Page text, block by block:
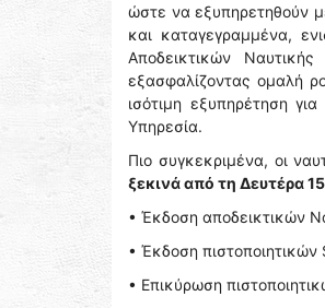
ώστε να εξυπηρετηθούν
και καταγεγραμμένα,
Αποδεικτικών
εξασφαλίζοντας ομαλή
ισότιμη εξυπηρέτηση
Υπηρεσία.
Πιο συγκεκριμένα, οι
ξεκινά από τη Δευτέρα
• Έκδοση αποδεικτικών
• Έκδοση
• Επικύρωση